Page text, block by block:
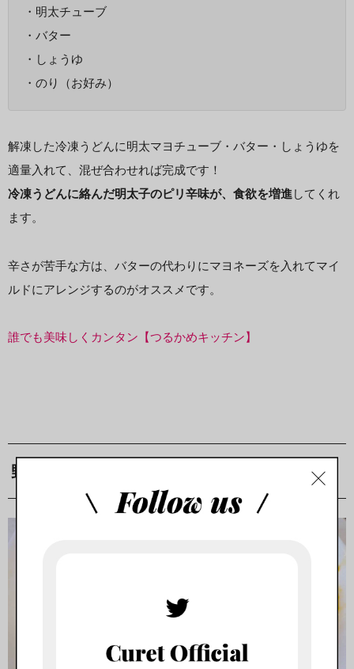
・明太チューブ
・バター
・しょうゆ
・のり（お好み）
解凍した冷凍うどんに明太マヨチューブ・バター・しょうゆを
適量入れて、混ぜ合わせれば完成です！
冷凍うどんに絡んだ明太子のピリ辛味が、食欲を増進 してくれ
ます。
辛さが苦手な方は、バターの代わりにマヨネーズを入れてマイ
ルドにアレンジするのがオススメです。
誰でも美味しくカンタン【つるかめキッチン】
野菜たっぷりオムレツ